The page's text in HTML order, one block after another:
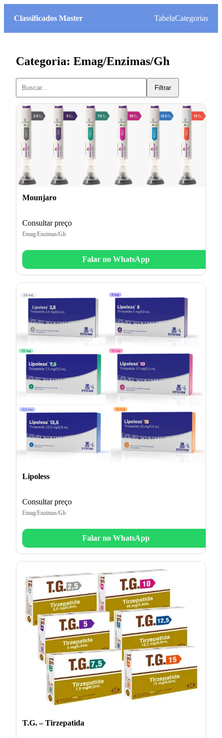
Classificados Master TabelaCategorias
Categoria: Emag/Enzimas/Gh
Filtrar
Mounjaro
Consultar preço
Emag/Enzimas/Gh
Falar no WhatsApp
Lipoless
Consultar preço
Emag/Enzimas/Gh
Falar no WhatsApp
T.G. – Tirzepatida